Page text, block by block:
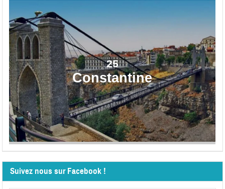
25
Constantine
Suivez nous sur Facebook !